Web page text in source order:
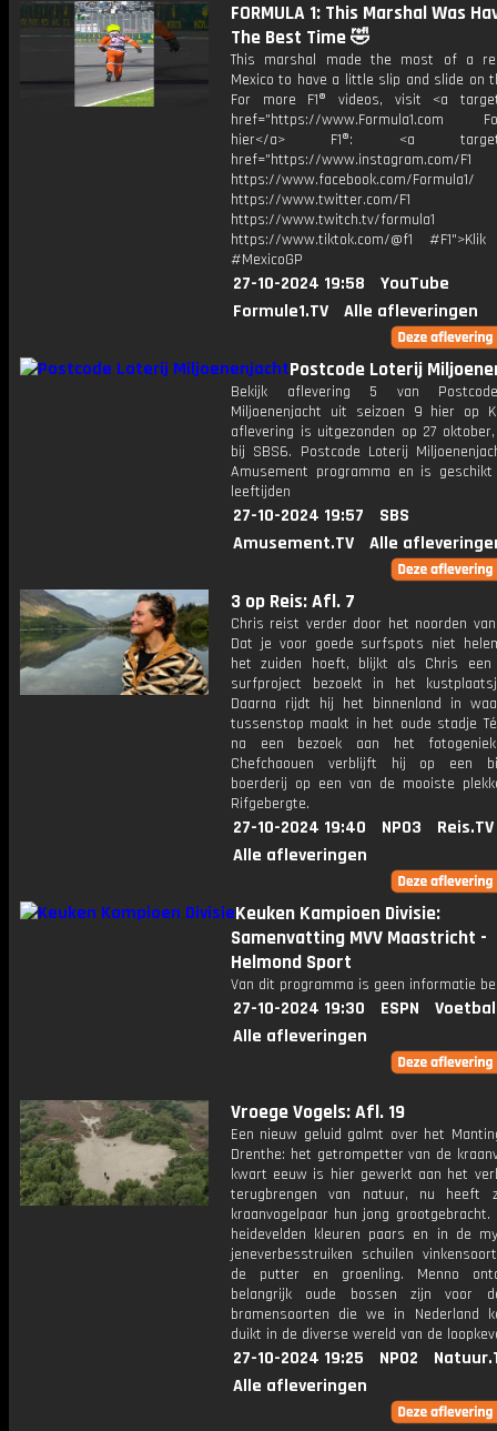
FORMULA 1: This Marshal Was
The Best Time 🤣
This marshal made the most of a
Mexico to have a little slip and slide on
For more F1® videos, visit <a
href="https://www.Formula1.com
hier</a> F1®: <a
href="https://www.instagram.com/F1
https://www.facebook.com/Formula1/
https://www.twitter.com/F1
https://www.twitch.tv/formula1
https://www.tiktok.com/@f1
#MexicoGP
27-10-2024 19:58
YouTube
Formule1.TV
Alle afleveringen
Postcode Loterij
Bekijk aflevering 5 van
Miljoenenjacht uit seizoen 9 hier op
aflevering is uitgezonden op 27 oktober,
bij SBS6. Postcode Loterij
Amusement programma en is
leeftijden
27-10-2024 19:57
SBS
Amusement.TV
Alle
3 op Reis: Afl. 7
Chris reist verder door het noorden van
Dat je voor goede surfspots niet
het zuiden hoeft, blijkt als Chris een
surfproject bezoekt in het
Daarna rijdt hij het binnenland in
tussenstop maakt in het oude stadje
na een bezoek aan het
Chefchaouen verblijft hij op een
boerderij op een van de mooiste
Rifgebergte.
27-10-2024 19:40 NPO3
Reis.TV
Alle afleveringen
Keuken Kampioen Divisie:
Samenvatting MVV Maastricht -
Helmond Sport
Van dit programma is geen informatie
27-10-2024 19:30 ESPN
Alle afleveringen
Vroege Vogels: Afl. 19
Een nieuw geluid galmt over het
Drenthe: het getrompetter van de
kwart eeuw is hier gewerkt aan het
terugbrengen van natuur, nu heeft
kraanvogelpaar hun jong grootgebracht.
heidevelden kleuren paars en in de
jeneverbesstruiken schuilen
de putter en groenling. Menno
belangrijk oude bossen zijn voor
bramensoorten die we in Nederland
duikt in de diverse wereld van de
27-10-2024 19:25 NPO2
Alle afleveringen